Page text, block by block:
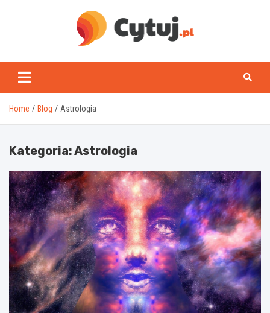
www.cytuj.pl
Home Blog Astrologia
Kategoria:Astrologia